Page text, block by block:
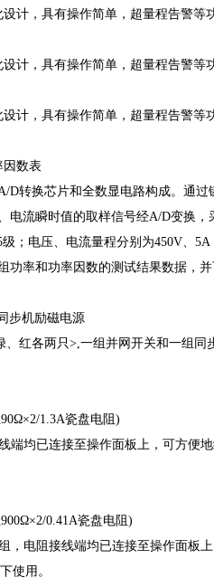
设计，具有操作简单，超量程告警
设计，具有操作简单，超量程告警
设计，具有操作简单，超量程告警
因数表
D转换芯片和全数显电路构成。通
电流瞬时值的取样信号经A/D变换
级；电压、电流量程分别为450V、
功率和功率因数的测试结果数据，
步机励磁电源
红各两只>,一组并网开关和一组同
1.3A瓷盘电阻)
端均已连接至操作面板上，可方便
0.41A瓷盘电阻)
，电阻接线端均已连接至操作面板
使用。